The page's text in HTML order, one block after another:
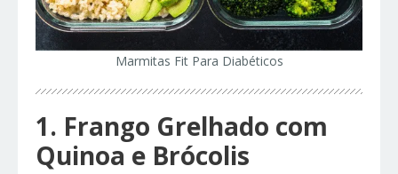
Marmitas Fit Para Diabéticos
1. Frango Grelhado com
Quinoa e Brócolis